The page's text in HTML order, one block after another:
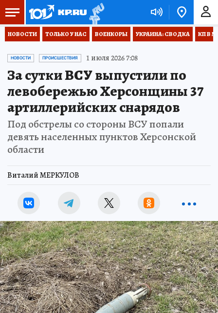
НОВОСТИ ТОЛЬКО У НАС ВОЕНКОРЫ УКРАИНА: СВОДКА КП В
НОВОСТИ ПРОИСШЕСТВИЯ 1 июля 2026 7:08
За сутки ВСУ выпустили по
левобережью Херсонщины 37
артиллерийских снарядов
Под обстрелы со стороны ВСУ попали
девять населенных пунктов Херсонской
области
Виталий МЕРКУЛОВ